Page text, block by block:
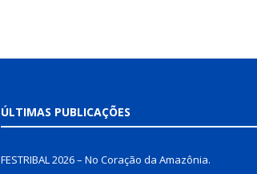
ÚLTIMAS PUBLICAÇÕES
FESTRIBAL 2026 – No Coração da Amazônia.